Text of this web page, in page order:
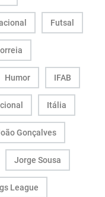
Futsal
Humor IFAB
Itália
Gonçalves
Jorge Sousa
League